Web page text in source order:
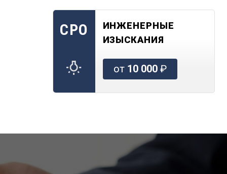
СРО
ИНЖЕНЕРНЫЕ
ИЗЫСКАНИЯ
от 10 000₽